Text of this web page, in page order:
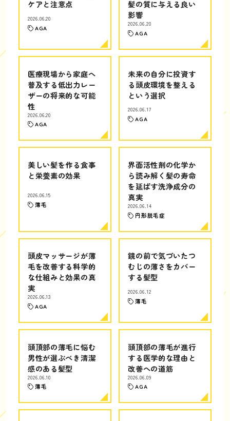
ケアと注意点
2026.06.20
AGA
髪の質に与える良い
影響
2026.06.20
AGA
医療現場から家庭へ
普及する低出力レー
ザーの将来的な可能
性
2026.06.20
AGA
未来の自分に投資す
る頭皮環境を整える
という選択
2026.06.17
AGA
美しい髪を作る食事
と栄養素の効果
2026.06.15
薄毛
界面活性剤の化学か
ら読み解く髪の寿命
を延ばす洗浄成分の
真実
2026.06.14
円形脱毛症
頭皮マッサージが薄
毛を改善する科学的
な仕組みと効果の真
実
2026.06.13
AGA
鏡の前で気づいたつ
むじの薄さをカバー
する髪型
2026.06.12
薄毛
頭頂部の薄毛に悩む
男性が選ぶべき清潔
感のある髪型
2026.06.10
薄毛
頭頂部の薄毛が進行
する医学的な理由と
改善への道筋
2026.06.09
AGA